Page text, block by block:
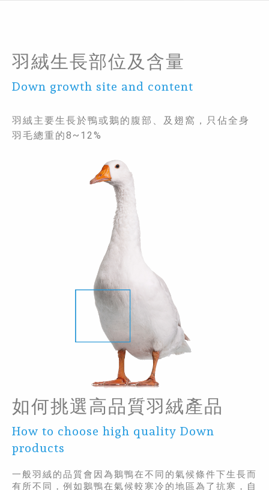
羽絨生長部位及含量
Down growth site and content
羽絨主要生長於鴨或鵝的腹部、及翅窩，只佔全身
羽毛總重的8~12%
如何挑選高品質羽絨產品
How to choose high quality Down
products
一般羽絨的品質會因為鵝鴨在不同的氣候條件下生長而
有所不同，例如鵝鴨在氣候較寒冷的地區為了抗寒，自